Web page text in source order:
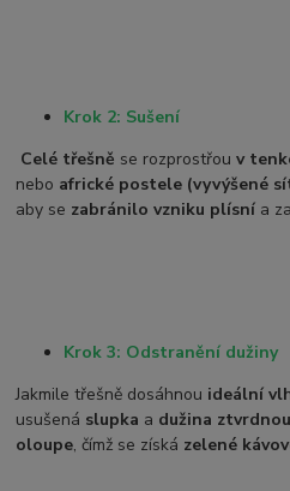
Krok 2: Sušení
Celé třešně se rozprostřouv
nebo africké postele (vyvýšené
aby se zabránilo vzniku plísní a
Krok 3: Odstranění dužiny
Jakmile třešně dosáhnou ideální
usušená slupka a dužina ztvrdnou
oloupe, čímž se získá zelené